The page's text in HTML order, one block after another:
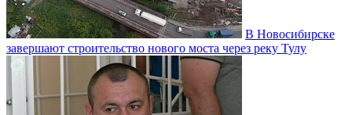
В Новосибирске
завершают строительство нового моста через реку Тулу